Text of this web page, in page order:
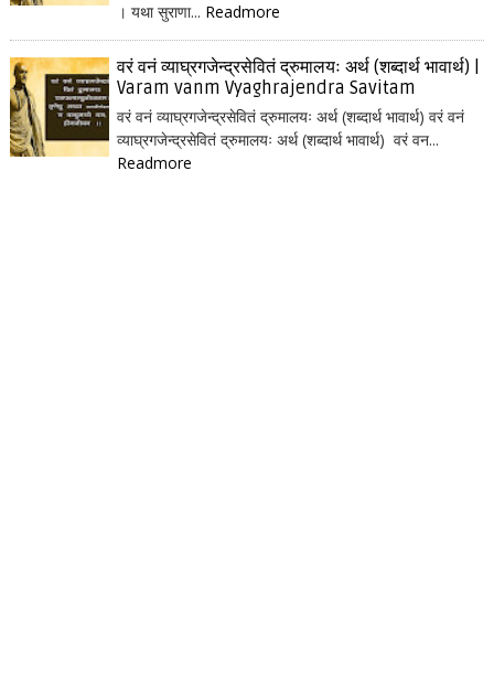
। यथा सुराणा... Readmore
वरं वनं व्याघ्रगजेन्द्रसेवितं द्रुमालयः अर्थ (शब्दार्थ भावार्थ) |
Varam vanm Vyaghrajendra Savitam
वरं वनं व्याघ्रगजेन्द्रसेवितं द्रुमालयः अर्थ (शब्दार्थ भावार्थ) वरं वनं
व्याघ्रगजेन्द्रसेवितं द्रुमालयः अर्थ (शब्दार्थ भावार्थ) वरं वन...
Readmore